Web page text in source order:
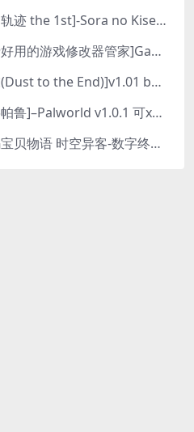
[空之轨迹 the 1st]-Sora no Kiseki the 1st-更新至v1.06.4-全DLC
[免费好用的游戏修改器管家]Game Cheats Manager
[尘末(Dust to the End)]v1.01 build9321107
[幻兽帕鲁]–Palworld v1.0.1 可xbox联机
[数码宝贝物语 时空异客-数字终极版]- Digimon Story Time Stranger-Build.23514637